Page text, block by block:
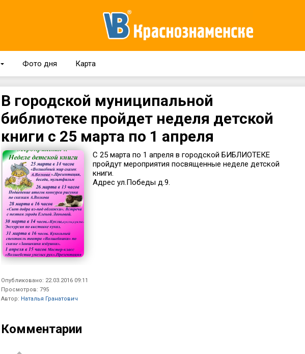
{ Фото дня Карта
В городской муниципальной
библиотеке пройдет неделя детской
книги с 25 марта по 1 апреля
С 25 марта по 1 апреля в городской БИБЛИОТЕКЕ
пройдут мероприятия посвященные неделе детской
книги.
Адрес ул.Победы д.9.
Опубликовано: 22.03.2016 09:11
Просмотров: 795
Автор: Наталья Гранатович
Комментарии